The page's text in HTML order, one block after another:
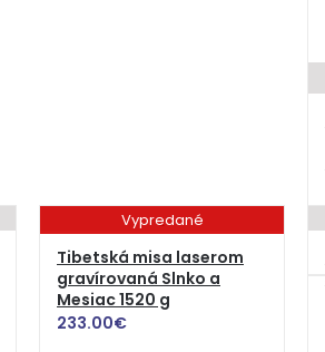
Vypredané
Tibetská misa laserom
gravírovaná Slnko a
Mesiac 1520 g
233.00€